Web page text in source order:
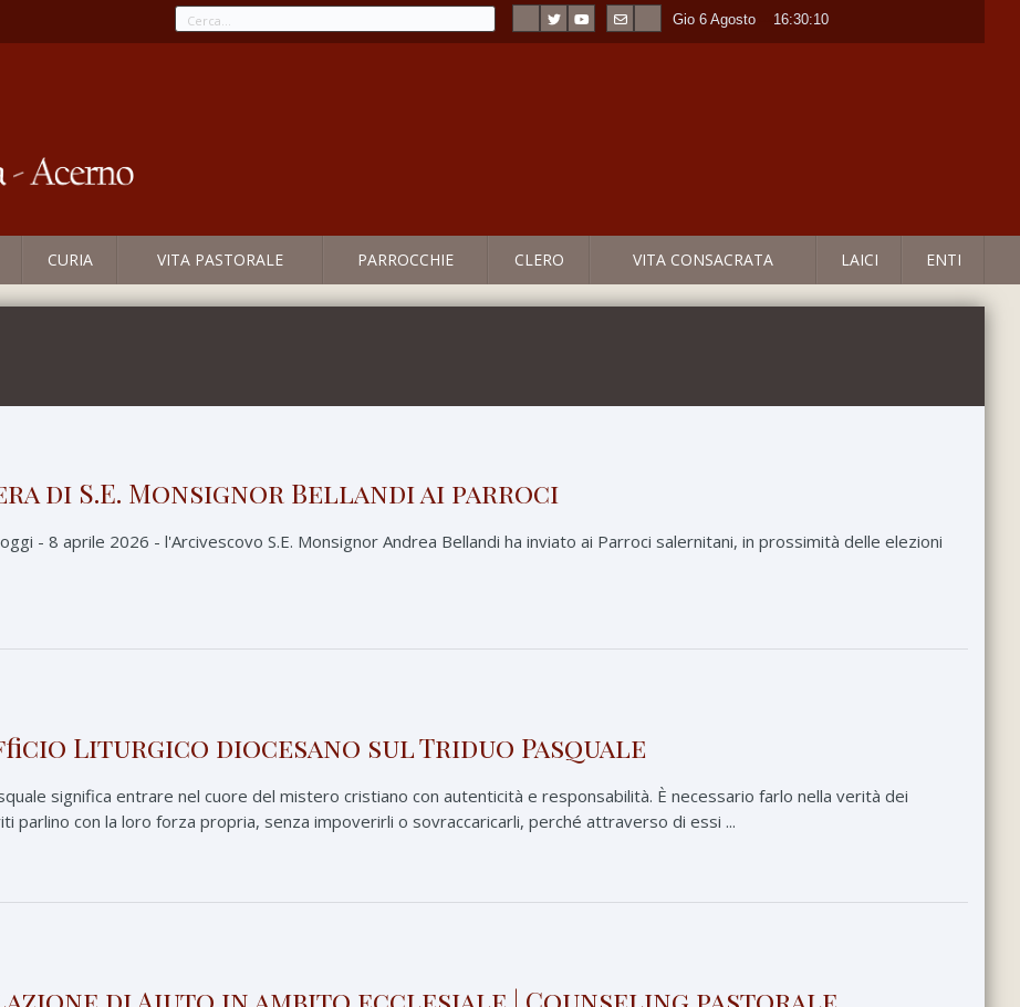
Gio 6 Agosto 16:30:11
CURIA VITA PASTORALE PARROCCHIE CLERO VITA CONSACRATA LAICI ENTI
di S.E. Monsignor Bellandi ai parroci
- 8 aprile 2026 - l'Arcivescovo S.E. Monsignor Andrea Bellandi ha inviato ai Parroci salernitani, in prossimità delle elezioni
Liturgico diocesano sul Triduo Pasquale
significa entrare nel cuore del mistero cristiano con autenticità e responsabilità. È necessario farlo nella verità dei
parlino con la loro forza propria, senza impoverirli o sovraccaricarli, perché attraverso di essi ...